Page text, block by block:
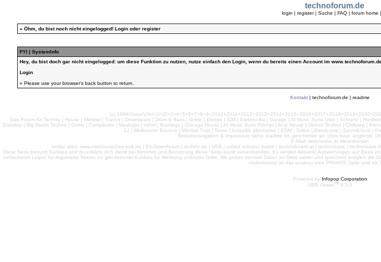
technoforum.de
login | register | Suche | FAQ| forum home |
» Öhm, du bist noch nicht eingelogged! Login oder register
FYI | SystemInfo
Hey, du bist doch gar nicht eingelogged: um diese Funktion zu nutzen, nutze einfach den Login, wenn du bereits einen Account im
Login
» Please use your browser's back button to return.
Kontakt | technoforum.de | readme
(c) 1999/2ooo/y2k(+1/+2/
Das Forum für Techno | House | Minimal | Trance | Downbeats | Drum & Bass | Grime | Elektro | IDM | Elektronika | Garage | AI Music Suno Udio | Schranz |
Dubstep | Big Room Techno | Grime | Complextro | Mashups | mnml | Bootlegs | Chicago House | AI Music Suno Prompt | Acid House | Detroit Techno | Chillstep |
12 | Melbourne Bounce | Minimal Trap | Sinee | kvraudio alternative | EDM | Splice | Bandcamp | Soundcloud |
Betreiberangaben & Impressum siehe readme.txt, geschenke an: chris mayr, anglerstr.
E-Mail: webmaster ät diesedomain
similar sites: www.elektronisches-volk.de | Ex-Omenforum | techno.de | USB | united schranz board | technoboard.at | technobase |
Diese Seite benutzt Kuhkies und du erklärst dich damit bei Betreten und Benutzung dieser Seite damit einverstanden. Es werden keinerlei Auswertungen auf Basis
einfacheren Logon für registrierte Nutzer, es gibt keinerlei Kuhkies für Werbung und/oder Dritte. Wir geben niemals Daten an Dritte weiter und speichern lediglich
nixdestotrotz ist das sowieso eine PRIVATE Seite und nix
Powered by Infopop Corporation
UBB.classicTM 6.5.0